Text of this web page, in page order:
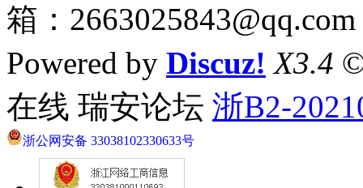
箱：2663025843@qq.com
Powered by Discuz! X3.4
在线 瑞安论坛 浙B2-
浙公网安备 33038102330633号